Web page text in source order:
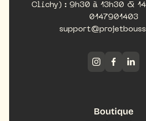
Clichy) : 9h30 à 13h30 &
0147901403
Boutique